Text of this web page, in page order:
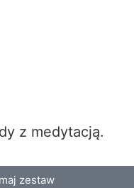
z medytacją.
zestaw